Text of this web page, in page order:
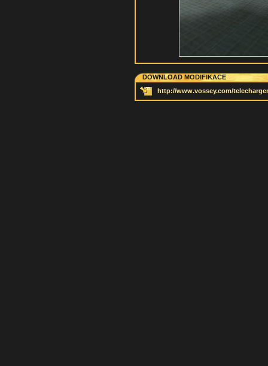
DOWNLOAD MODIFIKACE
http://www.vossey.com/